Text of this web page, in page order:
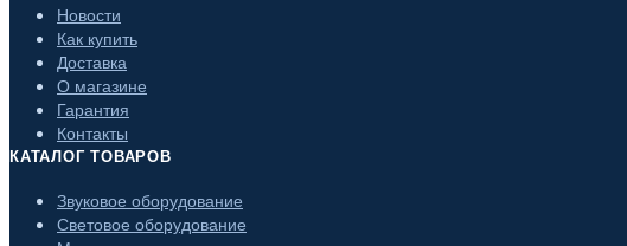
Новости
Как купить
Доставка
О магазине
Гарантия
Контакты
КАТАЛОГ ТОВАРОВ
Звуковое оборудование
Световое оборудование